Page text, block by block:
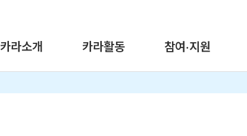
카라소개 카라활동 참여·지원